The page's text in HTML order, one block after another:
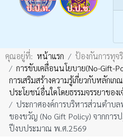
คุณอยู่ที่: หน้าแรก
ป้องกันการทุจ
การขับเคลื่อนนโยบาย(No-Gift-
การเสริมสร้างความรู้เกี่ยวกับหลักเ
ประโยชน์อื่นใดโดยธรรมจรรยาของ
ประกาศองค์การบริหารส่วนตำบ
ของขวัญ (No Gift Policy) จากกา
ปีงบประมาณ พ.ศ.2569